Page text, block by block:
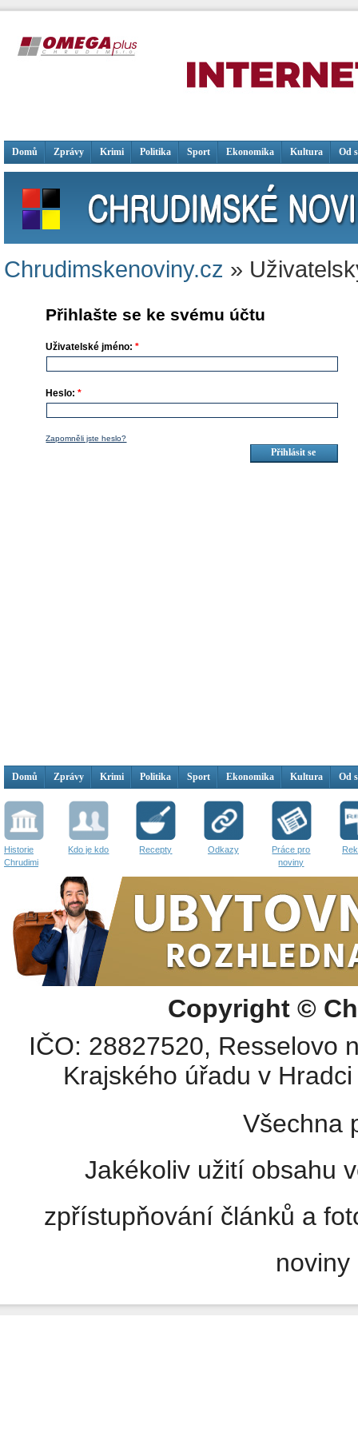
Domů Zprávy Krimi Politika Sport Ekonomika Kultura Od
Chrudimskenoviny.cz »
Přihlašte se ke svému účtu
Uživatelské jméno:*
Heslo:*
Zapomněli jste heslo?
Domů Zprávy Krimi Politika Sport Ekonomika Kultura Od
Historie
Chrudimi
Kdo je kdo Recepty Odkazy
Práce pro
noviny
Copyright ©
IČO: 28827520, Resselovo
Krajského úřadu v
Všechna
Jakékoliv užití obsahu
zpřístupňování článků a